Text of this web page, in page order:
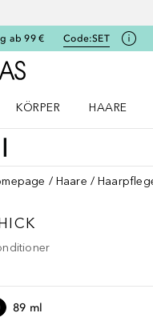
ab 99 € Code:SET
Zur Douglas Startseite
KÖRPER
HAARE
Haare
89 ml